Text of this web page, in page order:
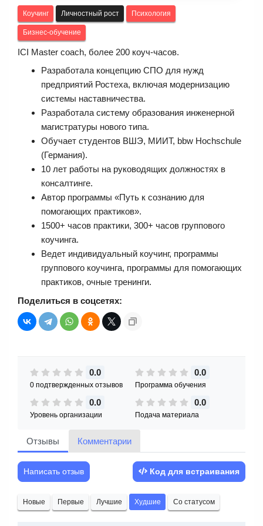
Коучинг Личностный рост Психология
Бизнес-обучение
ICI Master coach, более 200 коуч-часов.
Разработала концепцию СПО для нужд
предприятий Ростеха, включая модернизацию
системы наставничества.
Разработала систему образования инженерной
магистратуры нового типа.
Обучает студентов ВШЭ, МИИТ, bbw Hochschule
(Германия).
10 лет работы на руководящих должностях в
консалтинге.
Автор программы «Путь к сознанию для
помогающих практиков».
1500+ часов практики, 300+ часов группового
коучинга.
Ведет индивидуальный коучинг, программы
группового коучинга, программы для помогающих
практиков, очные тренинги.
Поделиться в соцсетях:
0.0
0 подтвержденных отзывов
0.0
Программа обучения
0.0
Уровень организации
0.0
Подача материала
Отзывы Комментарии
Написать отзыв Код для встраивания
Новые Первые Лучшие Худшие Со статусом